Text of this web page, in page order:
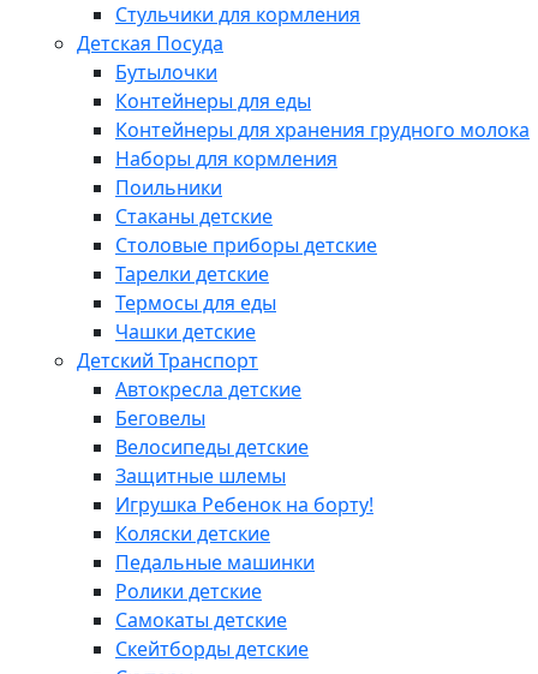
Стульчики для кормления
Детская Посуда
Бутылочки
Контейнеры для еды
Контейнеры для хранения грудного молока
Наборы для кормления
Поильники
Стаканы детские
Столовые приборы детские
Тарелки детские
Термосы для еды
Чашки детские
Детский Транспорт
Автокресла детские
Беговелы
Велосипеды детские
Защитные шлемы
Игрушка Ребенок на борту!
Коляски детские
Педальные машинки
Ролики детские
Самокаты детские
Скейтборды детские